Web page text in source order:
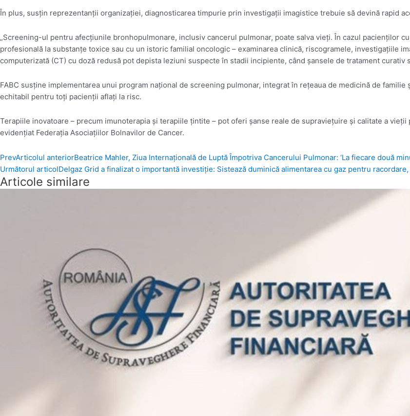
În plus, susţin reprezentanţii organizaţiei, diagnosticarea timpurie prin investigaţii imagistice trebuie să devină rapid
„Screening-ul pentru afecţiunile bronhopulmonare, inclusiv cancerul pulmonar, poate salva vieţi. În cazul pacienţilor
profesională la substanţe toxice sau cu un istoric familial oncologic – examinarea clinică, riscogramele, investigaţiile
computerizată (CT) cu doză redusă pot depista leziuni suspecte în stadii incipiente, când şansele de tratament curativ
FABC susţine implementarea unui program naţional de screening pulmonar, integrat în reţeaua de medicină de
echitabil pentru toţi pacienţii aflaţi la risc.
Terapiile inovatoare – precum imunoterapia şi terapiile ţintite – pot oferi şanse reale de supravieţuire şi calitate a
evidenţiat Federaţia Asociaţiilor Bolnavilor de Cancer.
PrevArticolul anteriorBeatrice Mahler, Ziua Internaţională de Luptă Împotriva Cancerului Pulmonar: ‘La fiecare două
Următorul articolDelgaz Grid a finalizat o importantă investiție: Sistează duminică alimentarea cu gaz pentru
Articole similare